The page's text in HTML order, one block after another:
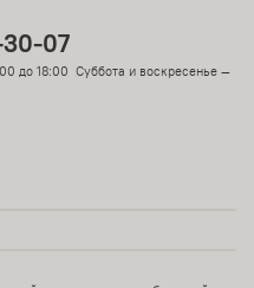
30-07
до 18:00 Суббота и воскресенье —